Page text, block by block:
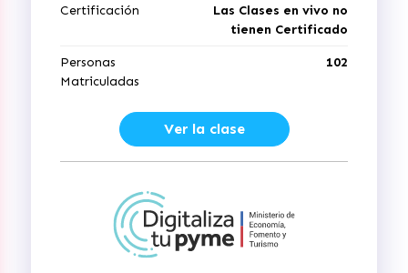
Certificación
Las Clases en vivo no
tienen Certificado
Personas
Matriculadas
102
Ver la clase